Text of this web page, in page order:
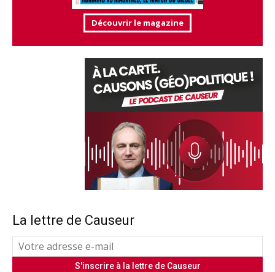
Découvrir le magazine
La lettre de Causeur